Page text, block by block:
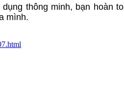
thông minh, bạn hoàn
mình.